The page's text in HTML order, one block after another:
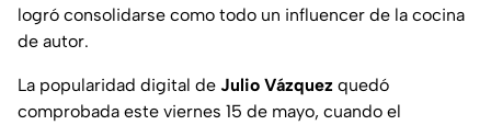
logró consolidarse como todo un influencer de la cocina
de autor.
La popularidad digital de Julio Vázquez quedó
comprobada este viernes 15 de mayo, cuando el